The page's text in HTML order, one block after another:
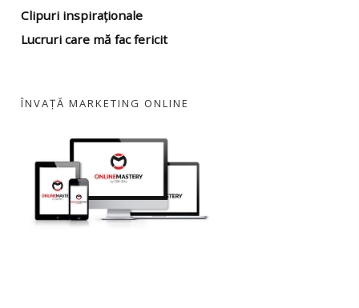
Clipuri inspiraționale
Lucruri care mă fac fericit
ÎNVAȚĂ MARKETING ONLINE